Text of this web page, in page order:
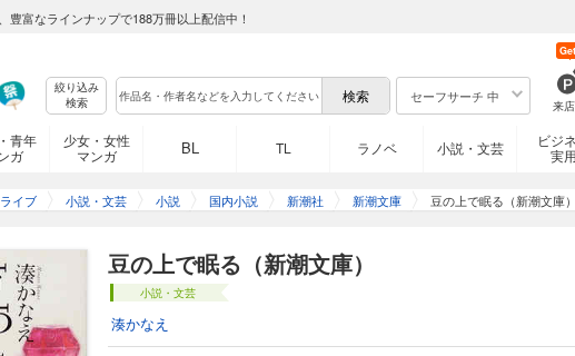
豊富なラインナップで188万冊以上配信中！
絞り込み
検索
セーフサーチ 中
来
青年
ガ
少女・女性
マンガ
BL TL ラノベ 小説・文芸
ビジ
実用
イブ 小説・文芸 小説 国内小説 新潮社 新潮文庫 豆の上で眠る（新潮文庫）
豆の上で眠る（新潮文庫）
小説・文芸
湊かなえ